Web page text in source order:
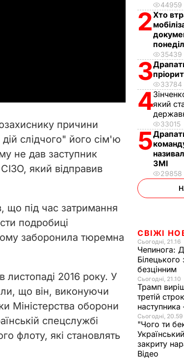
причини
слідчого" його сім'ю
не дав заступник
який відправив
що під час затримання
подробиці
заборонила тюремна
в листопаді 2016 року. У
що він, виконуючи
Міністерства оборони
спецслужбі
флоту, які становлять
44959
2Хто
35439
3 33784
4який
33015
5
ЗМІ
29858
СВІЖІ
Сьогодні, 21.16
Чепинога:
Білецького
безцінним
Сьогодні, 21.10
Трамп
третій
наступника
Сьогодні, 20.59
"Чого ти
закриту
Відео